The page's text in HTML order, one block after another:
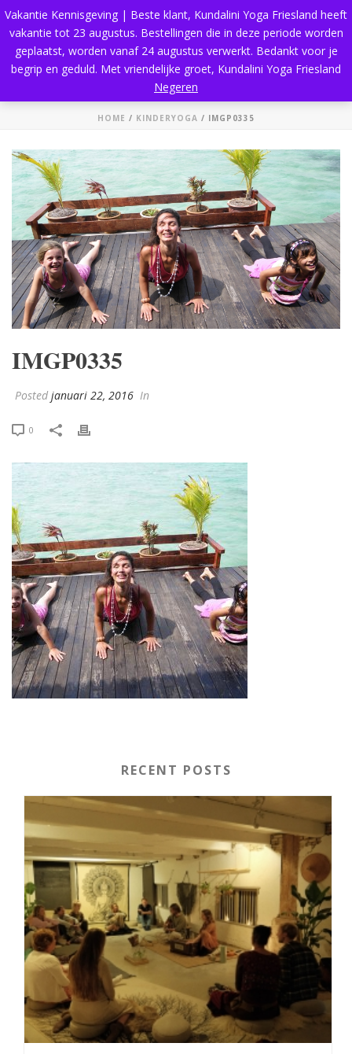
HOME / KINDERYOGA / IMGP0335
IMGP0335
Posted januari 22, 2016 In
0
RECENT POSTS
Vakantie Kennisgeving | Beste klant, Kundalini Yoga Friesland heeft
vakantie tot 23 augustus. Bestellingen die in deze periode worden
geplaatst, worden vanaf 24 augustus verwerkt. Bedankt voor je
begrip en geduld. Met vriendelijke groet, Kundalini Yoga Friesland
Negeren